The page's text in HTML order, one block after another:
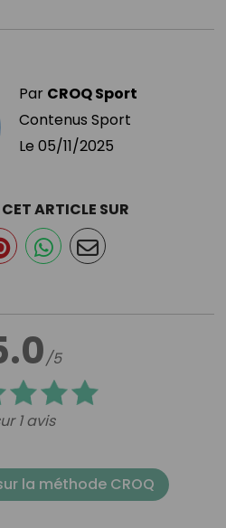
Par CROQ Sport
Contenus Sport
Le 05/11/2025
/5
1 avis
ARTICLE SUR
la méthode CROQ